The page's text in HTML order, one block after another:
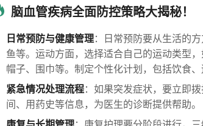
脑血管疾病全面防控策略大揭秘！
日常预防与健康管理：日常预防要从生活的
鱼等。运动方面，选择适合自己的运动类型
帽子、围巾等。制定个性化计划，包括饮食、
紧急情况处理流程：如果突发症状，要立即
间、用药史等信息，为医生的诊断提供帮助。